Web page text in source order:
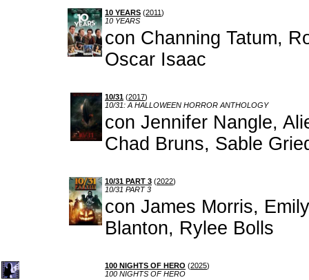
10 YEARS (2011)
10 YEARS
con Channing Tatum,
Oscar Isaac
10/31 (2017)
10/31: A HALLOWEEN HORROR ANTHOLOGY
con Jennifer Nangle,
Chad Bruns, Sable
10/31 PART 3 (2022)
10/31 PART 3
con James Morris,
Blanton, Rylee Bolls
100 NIGHTS OF HERO (2025)
100 NIGHTS OF HERO